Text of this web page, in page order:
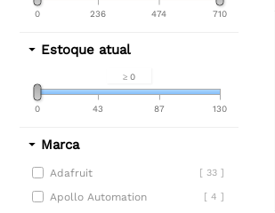
0 710
236 474
Estoque atual
≥ 0
0 130
43 87
Marca
Adafruit [ 33 ]
Apollo Automation [ 4 ]